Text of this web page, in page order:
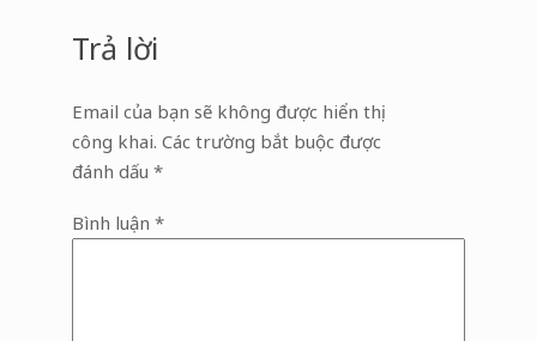
Trả lời
Email của bạn sẽ không được hiển thị
công khai. Các trường bắt buộc được
đánh dấu *
Bình luận *